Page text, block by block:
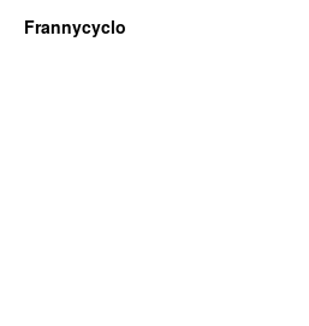
Frannycyclo